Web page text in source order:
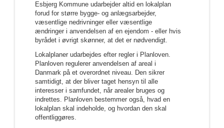
Esbjerg Kommune udarbejder altid en lokalplan
forud for større bygge- og anlægsarbejder,
væsentlige nedrivninger eller væsentlige
ændringer i anvendelsen af en ejendom - eller hvis
byrådet i øvrigt skønner, at det er nødvendigt.
Lokalplaner udarbejdes efter regler i Planloven.
Planloven regulerer anvendelsen af areal i
Danmark på et overordnet niveau. Den sikrer
samtidigt, at der bliver taget hensyn til alle
interesser i samfundet, når arealer bruges og
indrettes. Planloven bestemmer også, hvad en
lokalplan skal indeholde, og hvordan den skal
offentliggøres.